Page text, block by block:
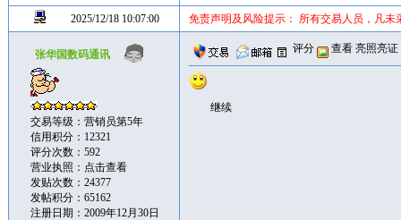
2025/12/18 10:07:00 免责声明及风险提示： 所有交易人员，凡
张华国数码通讯
交易等级：营销员第5年
信用积分：12321
评分次数：592
营业执照： 点击查看
发贴次数：24377
发帖积分：65162
注册日期：2009年12月30日
评分 查看 亮照亮证
继续